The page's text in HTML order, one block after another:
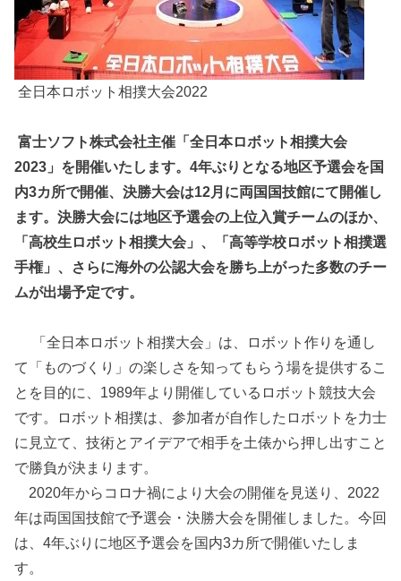
全日本ロボット相撲大会2022
富士ソフト株式会社主催「全日本ロボット相撲大会
2023」を開催いたします。4年ぶりとなる地区予選会を国
内3カ所で開催、決勝大会は12月に両国国技館にて開催し
ます。決勝大会には地区予選会の上位入賞チームのほか、
「高校生ロボット相撲大会」、「高等学校ロボット相撲選
手権」、さらに海外の公認大会を勝ち上がった多数のチー
ムが出場予定です。
「全日本ロボット相撲大会」は、ロボット作りを通し
て「ものづくり」の楽しさを知ってもらう場を提供するこ
とを目的に、1989年より開催しているロボット競技大会
です。ロボット相撲は、参加者が自作したロボットを力士
に見立て、技術とアイデアで相手を土俵から押し出すこと
で勝負が決まります。
2020年からコロナ禍により大会の開催を見送り、2022
年は両国国技館で予選会・決勝大会を開催しました。今回
は、4年ぶりに地区予選会を国内3カ所で開催いたしま
す。